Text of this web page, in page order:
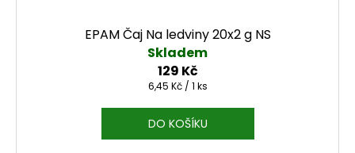
EPAM Čaj Na ledviny 20x2 g NS
Skladem
129 Kč
Měrná cena:
6,45 Kč / 1 ks
DO KOŠÍKU